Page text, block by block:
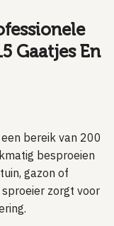
Gaatjes En
bereik van 200
besproeien
gazon of
zorgt voor